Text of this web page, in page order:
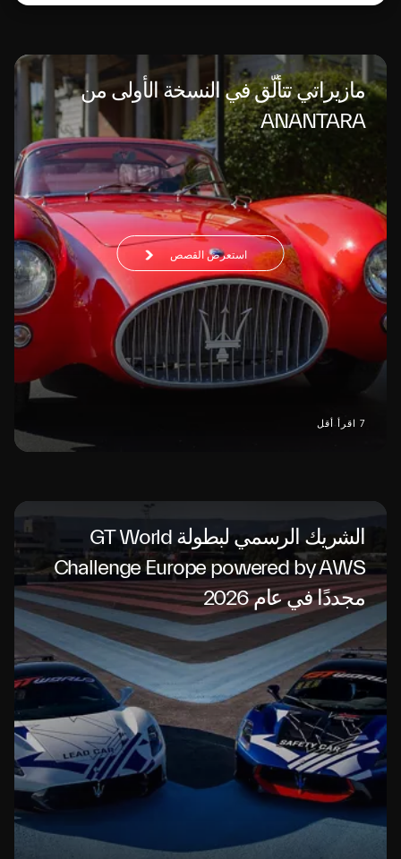
مازيراتي تتألّق في النسخة الأولى من
ANANTARA
7 اقرأ أقل
استعرض القصص
الشريك الرسمي لبطولة GT World
Challenge Europe powered by AWS
مجددًا في عام 2026